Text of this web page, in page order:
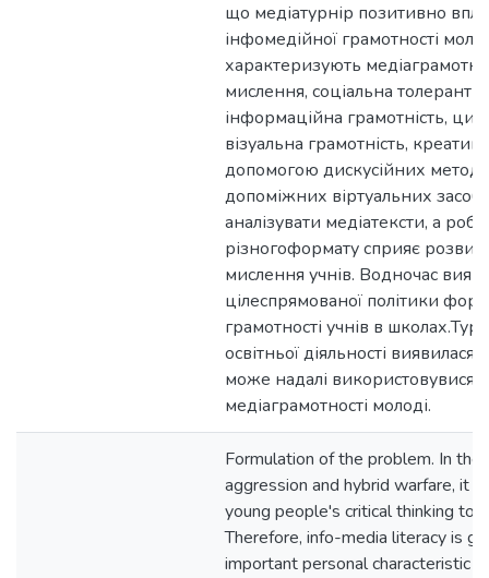
що медіатурнір позитивно
інфомедійної грамотності
характеризують
мислення, соціальна
інформаційна грамотність,
візуальна грамотність,
допомогою дискусійних
допоміжних віртуальних
аналізувати медіатексти, а
різногоформату сприяє
мислення учнів. Водночас
цілеспрямованої політики
грамотності учнів в
освітньої діяльності
може надалі використовувися
медіаграмотності молоді.
Formulation of the problem. In
aggression and hybrid warfare, it
young people's critical thinking to
Therefore, info-media literacy is
important personal characteristic